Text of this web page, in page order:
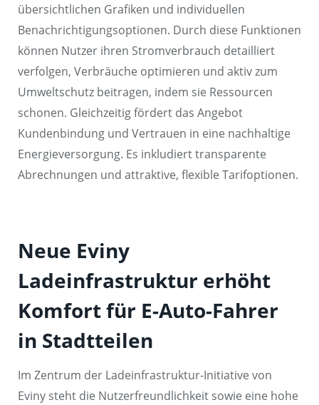
übersichtlichen Grafiken und individuellen
Benachrichtigungsoptionen. Durch diese Funktionen
können Nutzer ihren Stromverbrauch detailliert
verfolgen, Verbräuche optimieren und aktiv zum
Umweltschutz beitragen, indem sie Ressourcen
schonen. Gleichzeitig fördert das Angebot
Kundenbindung und Vertrauen in eine nachhaltige
Energieversorgung. Es inkludiert transparente
Abrechnungen und attraktive, flexible Tarifoptionen.
Neue Eviny
Ladeinfrastruktur erhöht
Komfort für E-Auto-Fahrer
in Stadtteilen
Im Zentrum der Ladeinfrastruktur-Initiative von
Eviny steht die Nutzerfreundlichkeit sowie eine hohe